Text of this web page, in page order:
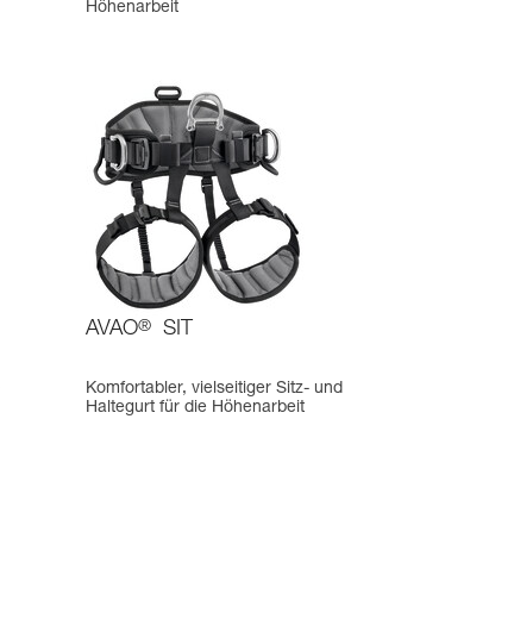
Höhenarbeit
AVAO® SIT
Komfortabler, vielseitiger Sitz- und
Haltegurt für die Höhenarbeit